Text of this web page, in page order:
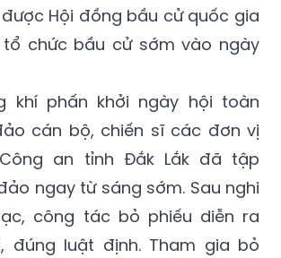
Hội đồng bầu cử quốc gia
chức bầu cử sớm vào ngày
khí phấn khởi ngày hội toàn
cán bộ, chiến sĩ các đơn vị
an tỉnh Đắk Lắk đã tập
ngay từ sáng sớm. Sau nghi
công tác bỏ phiếu diễn ra
đúng luật định. Tham gia bỏ